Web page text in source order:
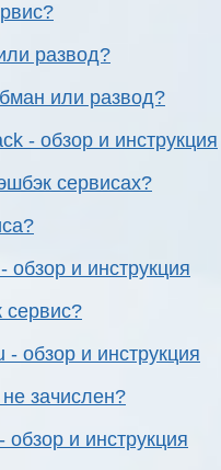
развод?
или развод?
- обзор и инструкция
сервисах?
обзор и инструкция
сервис?
обзор и инструкция
зачислен?
и инструкция